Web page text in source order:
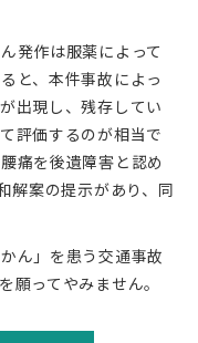
発作は服薬によって
と、本件事故によっ
出現し、残存してい
評価するのが相当で
痛を後遺障害と認め
解案の提示があり、同
ん」を患う交通事故
願ってやみません。